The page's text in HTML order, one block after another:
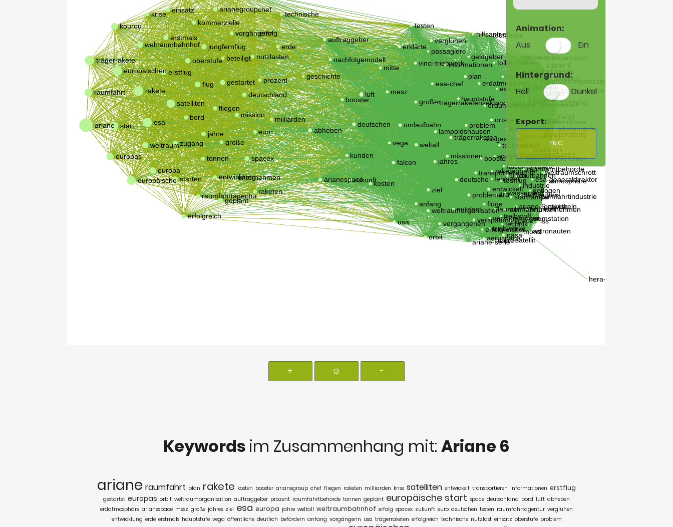
+ ⊙ -
Animation:
Aus
Ein
Hintergrund:
Hell
Dunkel
Export:
PNG
Keywords im Zusammenhang mit: Ariane 6
ariane raumfahrt plan rakete kosten booster arianegroup chef fliegen raketen milliarden krise satelliten entwickelt transportieren informationen erstflug
gestartet europas orbit weltraumorganisation auftraggeber prozent raumfahrtbehörde tonnen geplant europäische start space deutschland bord luft abheben
erdatmosphäre arianespace mesz große jahres ziel esa europa jahre weltall weltraumbahnhof erfolg spacex zukunft euro deutschen testen raumfahrtagentur verglühen
entwicklung erde erstmals hauptstufe vega öffentliche deutlich befördern anfang vorgängerin usa trägerraketen erfolgreich technische nutzlast einsatz oberstufe problem